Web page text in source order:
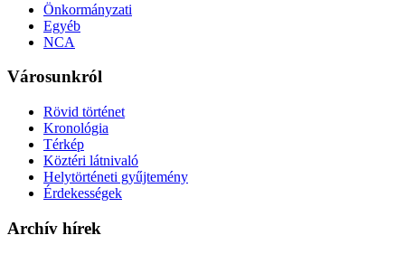
Önkormányzati
Egyéb
NCA
Városunkról
Rövid történet
Kronológia
Térkép
Köztéri látnivaló
Helytörténeti gyűjtemény
Érdekességek
Archív hírek